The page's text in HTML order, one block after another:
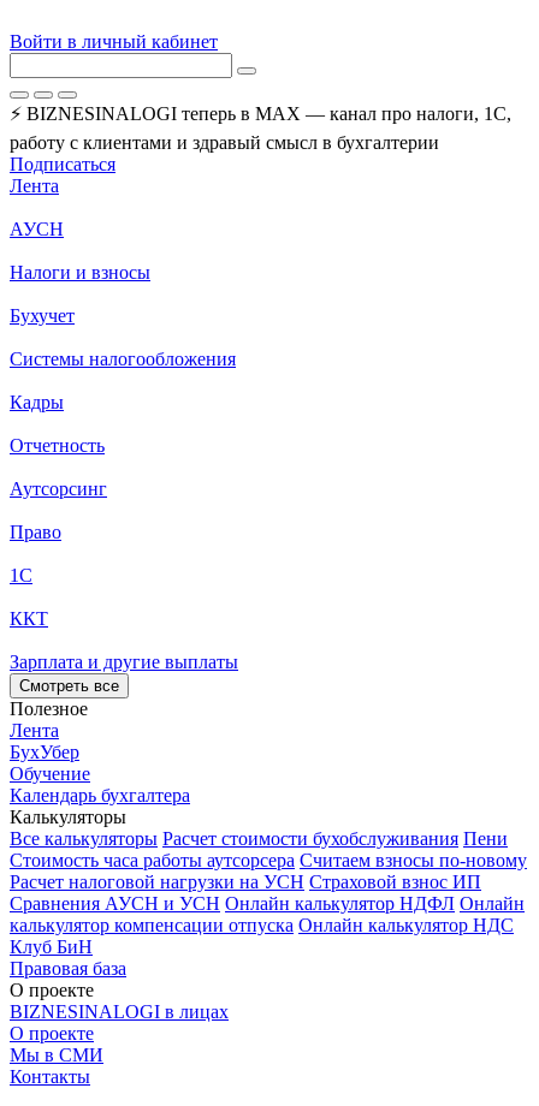
Войти в личный кабинет
⚡ BIZNESINALOGI теперь в MAX — канал про налоги, 1С,
работу с клиентами и здравый смысл в бухгалтерии
Подписаться
Лента
АУСН
Налоги и взносы
Бухучет
Системы налогообложения
Кадры
Отчетность
Аутсорсинг
Право
1С
ККТ
Зарплата и другие выплаты
Смотреть все
Полезное
Лента
БухУбер
Обучение
Календарь бухгалтера
Калькуляторы
Все калькуляторы Расчет стоимости бухобслуживания Пени
Стоимость часа работы аутсорсера Считаем взносы по-новому
Расчет налоговой нагрузки на УСН Страховой взнос ИП
Сравнения АУСН и УСН Онлайн калькулятор НДФЛ Онлайн
калькулятор компенсации отпуска Онлайн калькулятор НДС
Клуб БиН
Правовая база
О проекте
BIZNESINALOGI в лицах
О проекте
Мы в СМИ
Контакты